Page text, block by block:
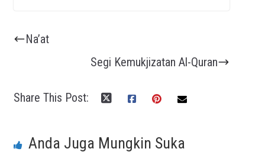
Na’at
Segi Kemukjizatan Al-Quran
Share This Post:
Anda Juga Mungkin Suka